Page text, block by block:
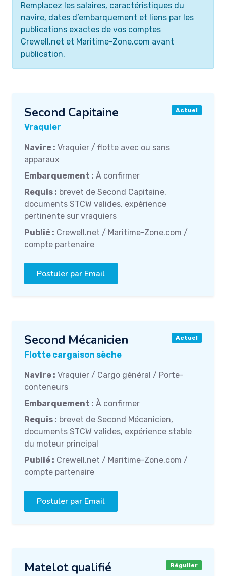
Remplacez les salaires, caractéristiques du
navire, dates d’embarquement et liens par les
publications exactes de vos comptes
Crewell.net et Maritime-Zone.com avant
publication.
Second Capitaine
Vraquier
Actuel
Navire : Vraquier / flotte avec ou sans
apparaux
Embarquement : À confirmer
Requis : brevet de Second Capitaine,
documents STCW valides, expérience
pertinente sur vraquiers
Publié : Crewell.net / Maritime-Zone.com /
compte partenaire
Postuler par Email
Second Mécanicien
Flotte cargaison sèche
Actuel
Navire : Vraquier / Cargo général / Porte-
conteneurs
Embarquement : À confirmer
Requis : brevet de Second Mécanicien,
documents STCW valides, expérience stable
du moteur principal
Publié : Crewell.net / Maritime-Zone.com /
compte partenaire
Postuler par Email
Matelot qualifié Régulier